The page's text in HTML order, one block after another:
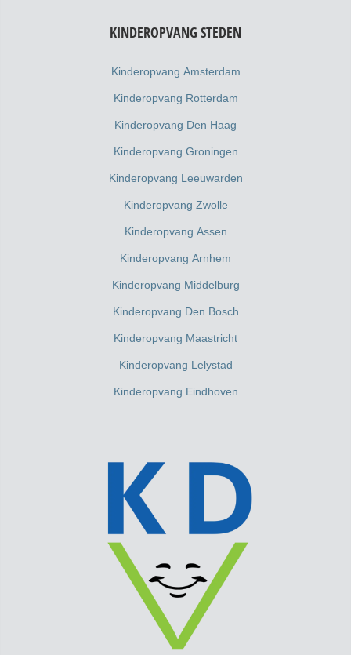
KINDEROPVANG STEDEN
Kinderopvang Amsterdam
Kinderopvang Rotterdam
Kinderopvang Den Haag
Kinderopvang Groningen
Kinderopvang Leeuwarden
Kinderopvang Zwolle
Kinderopvang Assen
Kinderopvang Arnhem
Kinderopvang Middelburg
Kinderopvang Den Bosch
Kinderopvang Maastricht
Kinderopvang Lelystad
Kinderopvang Eindhoven